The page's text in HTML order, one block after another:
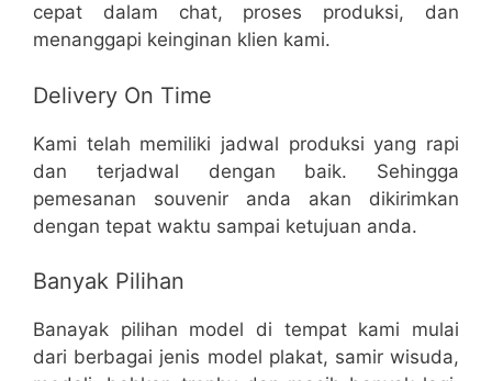
cepat dalam chat, proses produksi, dan
menanggapi keinginan klien kami.
Delivery On Time
Kami telah memiliki jadwal produksi yang rapi
dan terjadwal dengan baik. Sehingga
pemesanan souvenir anda akan dikirimkan
dengan tepat waktu sampai ketujuan anda.
Banyak Pilihan
Banayak pilihan model di tempat kami mulai
dari berbagai jenis model plakat, samir wisuda,